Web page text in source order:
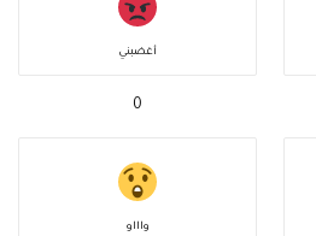
أغضبني
0
واااو